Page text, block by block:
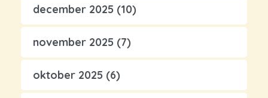
december 2025 (10)
november 2025 (7)
oktober 2025 (6)